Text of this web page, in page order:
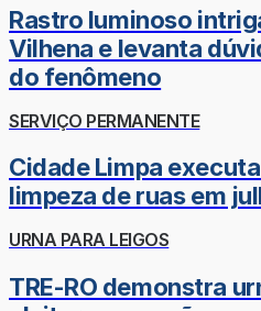
Rastro luminoso
Vilhena e levanta
do fenômeno
SERVIÇO PERMANENTE
Cidade Limpa
limpeza de ruas em
URNA PARA LEIGOS
TRE-RO demonstra